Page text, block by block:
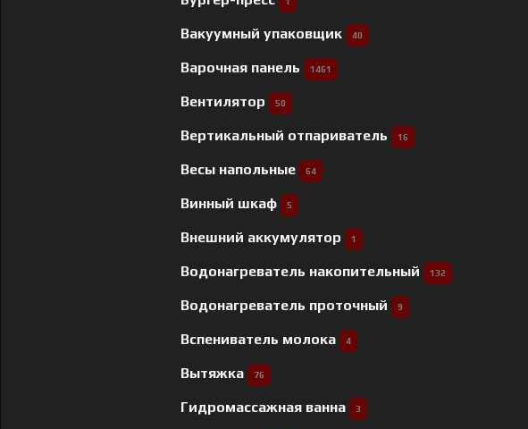
Вакуумный упаковщик 40
Варочная панель 1461
Вентилятор 50
Вертикальный отпариватель 16
Весы напольные 64
Винный шкаф 5
Внешний аккумулятор 1
Водонагреватель накопительный 132
Водонагреватель проточный 9
Вспениватель молока 4
Вытяжка 76
Гидромассажная ванна 3